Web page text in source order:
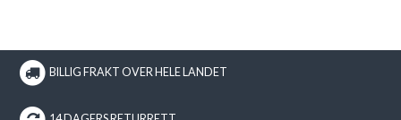
BILLIG FRAKT OVER HELE LANDET